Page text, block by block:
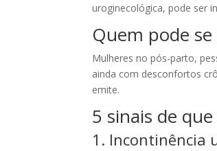
uroginecológica, pode ser
Quem pode
Mulheres no pós-parto,
ainda com desconfortos
emite.
5 sinais de
1. Incontinência